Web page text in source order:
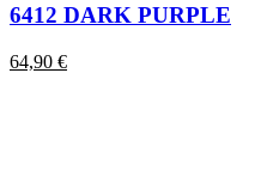
6412 DARK PURPLE
64,90 €